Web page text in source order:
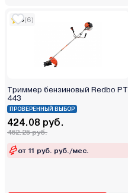
5(6)
Триммер бензиновый Redbo PT
443
ПРОВЕРЕННЫЙ ВЫБОР
424.08 руб.
462.25 руб.
от 11 руб. руб./мес.